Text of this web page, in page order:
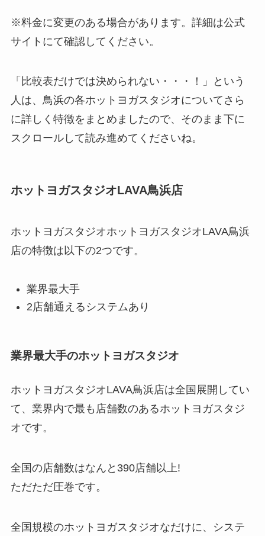
※料金に変更のある場合があります。詳細は公式
サイトにて確認してください。
「比較表だけでは決められない・・・！」という
人は、鳥浜の各ホットヨガスタジオについてさら
に詳しく特徴をまとめましたので、そのまま下に
スクロールして読み進めてくださいね。
ホットヨガスタジオLAVA鳥浜店
ホットヨガスタジオホットヨガスタジオLAVA鳥浜
店の特徴は以下の2つです。
業界最大手
2店舗通えるシステムあり
業界最大手のホットヨガスタジオ
ホットヨガスタジオLAVA鳥浜店は全国展開してい
て、業界内で最も店舗数のあるホットヨガスタジ
オです。
全国の店舗数はなんと 390店舗以上!
ただただ圧巻です。
全国規模のホットヨガスタジオなだけに、システ